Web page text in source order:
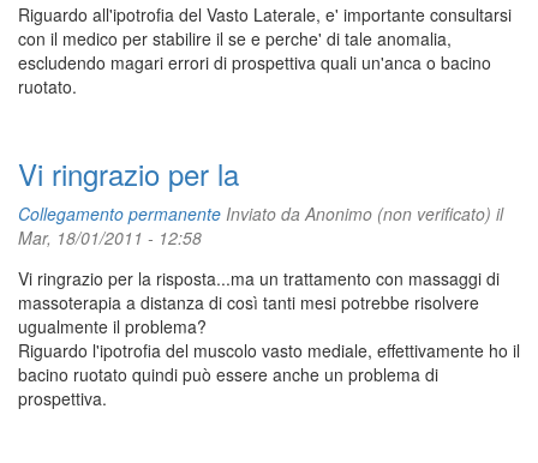
Riguardo all'ipotrofia del Vasto Laterale, e' importante consultarsi
con il medico per stabilire il se e perche' di tale anomalia,
escludendo magari errori di prospettiva quali un'anca o bacino
ruotato.
Vi ringrazio per la
Collegamento permanente Inviato daAnonimo (non verificato) il
Mar, 18/01/2011 - 12:58
Vi ringrazio per la risposta...ma un trattamento con massaggi di
massoterapia a distanza di così tanti mesi potrebbe risolvere
ugualmente il problema?
Riguardo l'ipotrofia del muscolo vasto mediale, effettivamente ho il
bacino ruotato quindi può essere anche un problema di
prospettiva.